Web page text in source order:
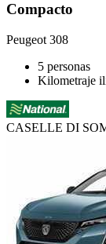
Compacto
Peugeot 308
5 personas
Kilometraje
CASELLE DI